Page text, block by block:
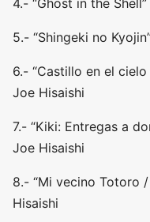
4.- “Ghost in the
5.- “Shingeki no
6.- “Castillo en el
Joe Hisaishi
7.- “Kiki: Entregas a
Joe Hisaishi
8.- “Mi vecino Totoro
Hisaishi